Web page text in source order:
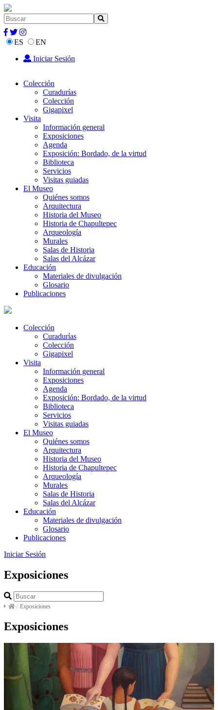
ES
EN
Iniciar Sesión
Colección
Curadurías
Colección
Gigapixel
Visita
Información general
Exposiciones
Agenda
Exposición: Bordado, de la virtud
Biblioteca
Servicios
Visitas guiadas
El Museo
Quiénes somos
Arquitectura
Historia del Museo
Historia de Chapultepec
Arqueología
Murales
Salas de Historia
Salas del Alcázar
Educación
Materiales de divulgación
Glosario
Publicaciones
Colección
Curadurías
Colección
Gigapixel
Visita
Información general
Exposiciones
Agenda
Exposición: Bordado, de la virtud
Biblioteca
Servicios
Visitas guiadas
El Museo
Quiénes somos
Arquitectura
Historia del Museo
Historia de Chapultepec
Arqueología
Murales
Salas de Historia
Salas del Alcázar
Educación
Materiales de divulgación
Glosario
Publicaciones
Iniciar Sesión
Exposiciones
/ Exposiciones
Exposiciones